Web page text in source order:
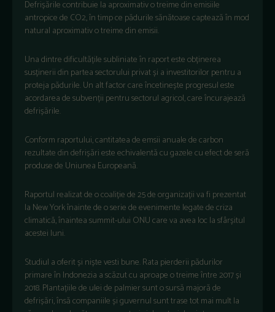
Defrișările contribuie la aproximativ o treime din emisiile
antropice de CO2, în timp ce pădurile sănătoase captează în mod
natural aproximativ o treime din emisii.
Una dintre dificultățile subliniate în raport este obținerea
susținerii din partea sectorului privat și a investitorilor pentru a
proteja pădurile. Un alt factor care încetinește progresul este
acordarea de subvenții pentru sectorul agricol, care încurajează
defrișările.
Conform raportului, cantitatea de emsii anuale de carbon
rezultate din defrișări este echivalentă cu gazele cu efect de seră
produse de Uniunea Europeană.
Raportul realizat de o coaliție de 25 de organizații va fi prezentat
la New York înainte de o serie de evenimente legate de criza
climatică, înaintea summit-ului ONU care va avea loc la sfârșitul
acestei luni.
Studiul a oferit și niște vesti bune. Rata pierderii pădurilor
primare în Indonezia a scăzut cu aproape o treime între 2017 și
2018. Plantațiile de ulei de palmier sunt o sursă majoră de
defrișări, însă companiile și guvernul sunt trase tot mai mult la